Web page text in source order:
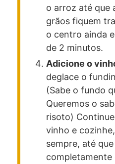
o arroz até que
grãos fiquem
o centro ainda
de 2 minutos.
Adicione o
deglace o
(Sabe o fundo
Queremos o
risoto)
vinho e
sempre, até
completamente